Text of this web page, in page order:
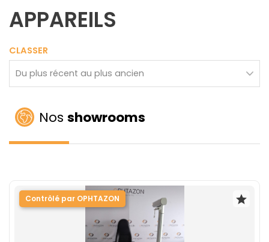
APPAREILS
CLASSER
Nos showrooms
Contrôlé par OPHTAZON